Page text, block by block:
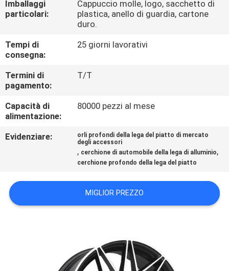
UNA
CITAZIONE
MAPPA
PRIVACY
Imballaggi
particolari:
Cappuccio molle, logo, sacchetto di
plastica, anello di guardia, cartone
duro.
Tempi di
consegna:
25 giorni lavorativi
Termini di
pagamento:
T/T
Capacità di
alimentazione:
80000 pezzi al mese
Evidenziare:
orli profondi della lega del piatto di mercato
degli accessori
, cerchione di automobile della lega di alluminio,
cerchione profondo della lega del piatto
MIGLIOR PREZZO